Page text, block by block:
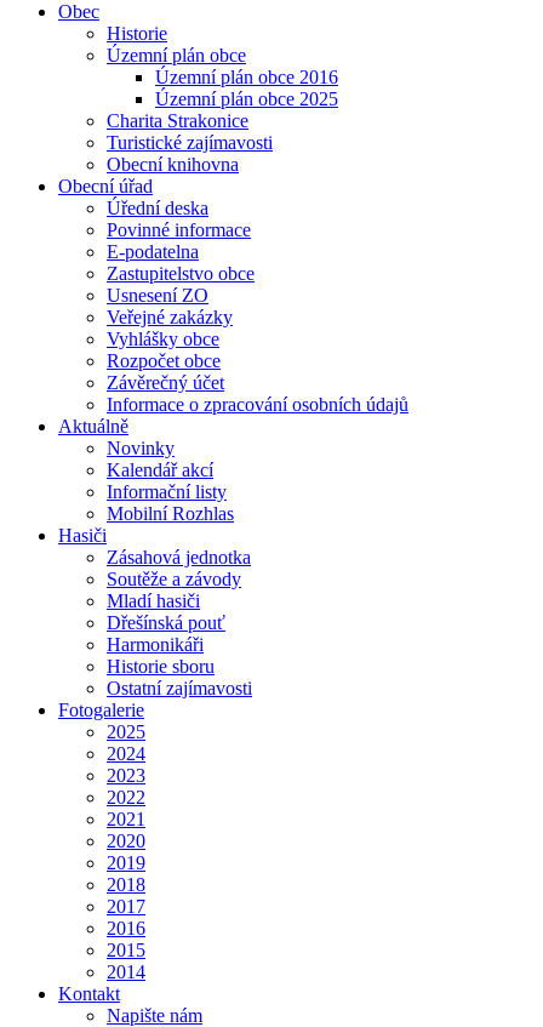
Obec
Historie
Územní plán obce
Územní plán obce 2016
Územní plán obce 2025
Charita Strakonice
Turistické zajímavosti
Obecní knihovna
Obecní úřad
Úřední deska
Povinné informace
E-podatelna
Zastupitelstvo obce
Usnesení ZO
Veřejné zakázky
Vyhlášky obce
Rozpočet obce
Závěrečný účet
Informace o zpracování osobních údajů
Aktuálně
Novinky
Kalendář akcí
Informační listy
Mobilní Rozhlas
Hasiči
Zásahová jednotka
Soutěže a závody
Mladí hasiči
Dřešínská pouť
Harmonikáři
Historie sboru
Ostatní zajímavosti
Fotogalerie
2025
2024
2023
2022
2021
2020
2019
2018
2017
2016
2015
2014
Kontakt
Napište nám